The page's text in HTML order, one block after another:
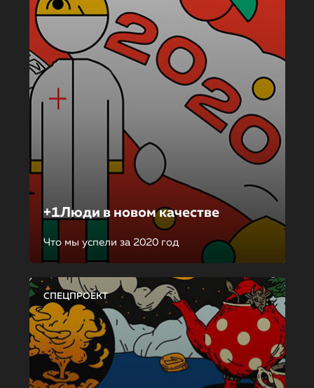
+1Люди в новом качестве
Что мы успели за 2020 год
СПЕЦПРОЕКТ